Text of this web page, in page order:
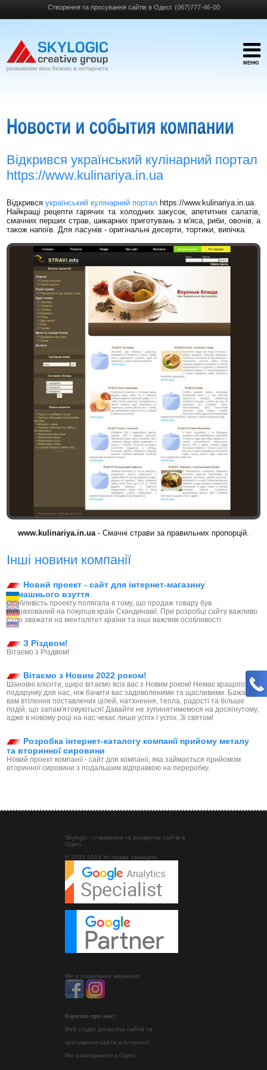
Створення та просування сайтів в Одесі: (067)777-46-00
МЕНЮ
Відкрився український кулінарний портал
https://www.kulinariya.in.ua
Відкривсяукраїнський кулінарний портал https://www.kulinariya.in.ua.
Найкращі рецепти гарячих та холодних закусок, апетитних салатів,
смачних перших страв, шикарних приготувань з м'яса, риби, овочів, а
також напоїв. Для ласунів - оригінальні десерти, тортики, випічка.
www.kulinariya.in.ua- Смачні страви за правильних пропорцій.
Інші новини компанії
Новий проект - сайт для інтернет-магазину
домашнього взуття
Особливість проекту полягала в тому, що продаж товару був
розрахований на покупців країн Скандинавії. При розробці сайту важливо
було зважати на менталітет країни та інші важливі особливості.
З Різдвом!
Вітаємо з Різдвом!
Вітаємо з Новим 2022 роком!
Шановні клієнти, щиро вітаємо всіх вас з Новим роком! Немає кращого
подарунку для нас, ніж бачити вас задоволеними та щасливими. Бажаємо
вам втілення поставлених цілей, натхнення, тепла, радості та більше
подій, що запам'ятовуються! Давайте не зупинятимемося на досягнутому,
адже в новому році на нас чекає лише успіх і успіх. Зі святом!
Розробка інтернет-каталогу компанії прийому металу
та вторинної сировини
Новий проект компанії - сайт для компанії, яка займається прийомом
вторинної сировини з подальшим відправкою на переробку.
Skylogic - створення та розкрутка сайтів в
Одесі
© 2003-2019 Усі права захищені.
Ми в соціальних мережах:
Коротко про нас:
Веб студія: розробка сайтів та
просування сайтів в інтернеті
Ми знаходимося в Одесі